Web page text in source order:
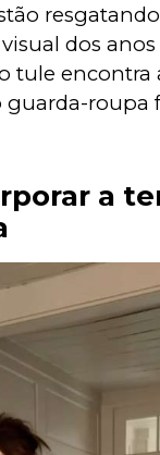
dos
tule encontra
guarda-roupa
a